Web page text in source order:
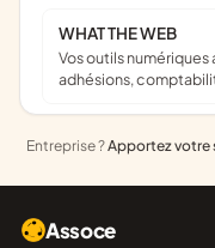
WHAT THE WEB
Vos outils numériques au service de votre mission : site web,
adhésions,
Entreprise ?Apportez votre
Assoce